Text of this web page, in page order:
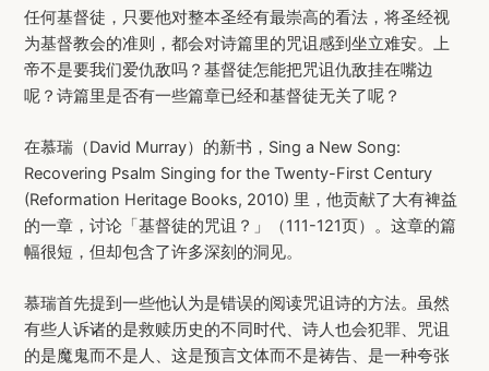
任何基督徒，只要他对整本圣经有最崇高的看法，将圣经视
为基督教会的准则，都会对诗篇里的咒诅感到坐立难安。上
帝不是要我们爱仇敌吗？基督徒怎能把咒诅仇敌挂在嘴边
呢？诗篇里是否有一些篇章已经和基督徒无关了呢？
在慕瑞（David Murray）的新书，Sing a New Song:
Recovering Psalm Singing for the Twenty-First Century
(Reformation Heritage Books, 2010) 里，他贡献了大有裨益
的一章，讨论「基督徒的咒诅？」（111-121页）。这章的篇
幅很短，但却包含了许多深刻的洞见。
慕瑞首先提到一些他认为是错误的阅读咒诅诗的方法。虽然
有些人诉诸的是救赎历史的不同时代、诗人也会犯罪、咒诅
的是魔鬼而不是人、这是预言文体而不是祷告、是一种夸张